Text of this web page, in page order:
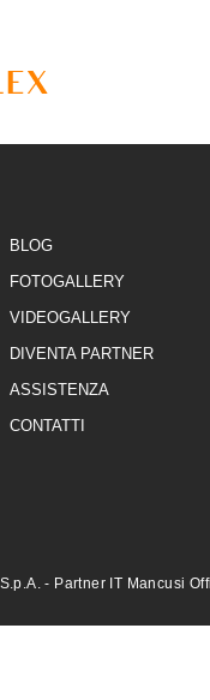
BLOG
FOTOGALLERY
VIDEOGALLERY
DIVENTA PARTNER
ASSISTENZA
CONTATTI
- Partner IT Mancusi